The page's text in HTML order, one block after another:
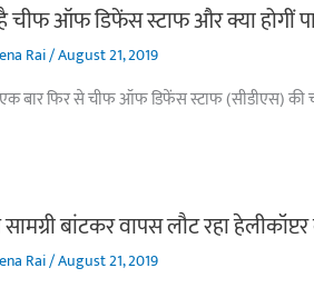
चीफ ऑफ डिफेंस स्टाफ और क्या होगीं
Rai/August 21, 2019
बार फिर से चीफ ऑफ डिफेंस स्टाफ (सीडीएस) की
बांटकर वापस लौट रहा
Rai/August 21, 2019